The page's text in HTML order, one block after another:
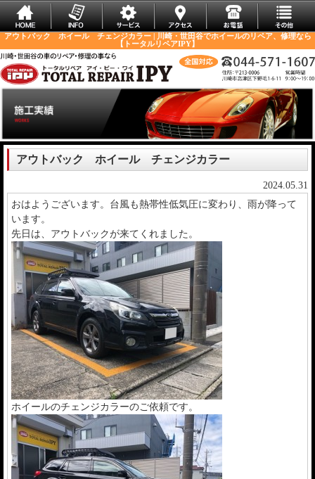
アウトバック ホイール チェンジカラー | 川崎・世田谷でホイールのリペア、修理なら
【トータルリペアIPY】
アウトバック ホイール チェンジカラー
2024.05.31
おはようございます。台風も熱帯性低気圧に変わり、雨が降って
います。
先日は、アウトバックが来てくれました。
ホイールのチェンジカラーのご依頼です。